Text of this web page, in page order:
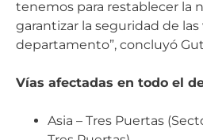
tenemos para restablecer la
garantizar la seguridad de
departamento”, concluyó
Vías afectadas en todo el
Asia – Tres Puertas